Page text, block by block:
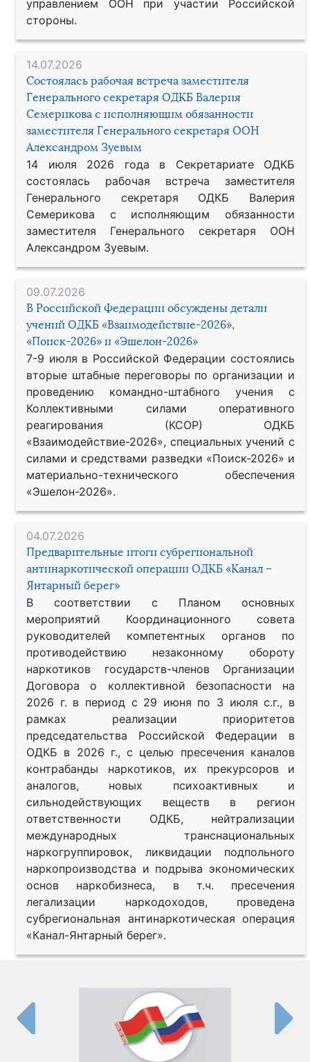
управлением ООН при участии Российской
стороны.
14.07.2026
Состоялась рабочая встреча заместителя
Генерального секретаря ОДКБ Валерия
Семерикова с исполняющим обязанности
заместителя Генерального секретаря ООН
Александром Зуевым
14 июля 2026 года в Секретариате ОДКБ
состоялась рабочая встреча заместителя
Генерального секретаря ОДКБ Валерия
Семерикова с исполняющим обязанности
заместителя Генерального секретаря ООН
Александром Зуевым.
09.07.2026
В Российской Федерации обсуждены детали
учений ОДКБ «Взаимодействие-2026»,
«Поиск-2026» и «Эшелон-2026»
7-9 июля в Российской Федерации состоялись
вторые штабные переговоры по организации и
проведению командно-штабного учения с
Коллективными силами оперативного
реагирования (КСОР) ОДКБ
«Взаимодействие-2026», специальных учений с
силами и средствами разведки «Поиск-2026» и
материально-технического обеспечения
«Эшелон-2026».
04.07.2026
Предварительные итоги субрегиональной
антинаркотической операции ОДКБ «Канал –
Янтарный берег»
В соответствии с Планом основных
мероприятий Координационного совета
руководителей компетентных органов по
противодействию незаконному обороту
наркотиков государств-членов Организации
Договора о коллективной безопасности на
2026 г. в период с 29 июня по 3 июля с.г., в
рамках реализации приоритетов
председательства Российской Федерации в
ОДКБ в 2026 г., с целью пресечения каналов
контрабанды наркотиков, их прекурсоров и
аналогов, новых психоактивных и
сильнодействующих веществ в регион
ответственности ОДКБ, нейтрализации
международных транснациональных
наркогруппировок, ликвидации подпольного
наркопроизводства и подрыва экономических
основ наркобизнеса, в т.ч. пресечения
легализации наркодоходов, проведена
субрегиональная антинаркотическая операция
«Канал-Янтарный берег».